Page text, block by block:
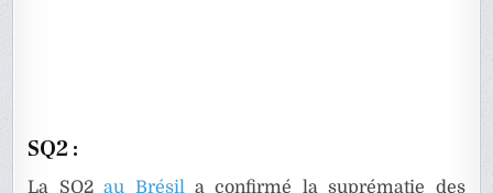
SQ2 :
La SQ2au Brésil
a confirmé la suprématie des